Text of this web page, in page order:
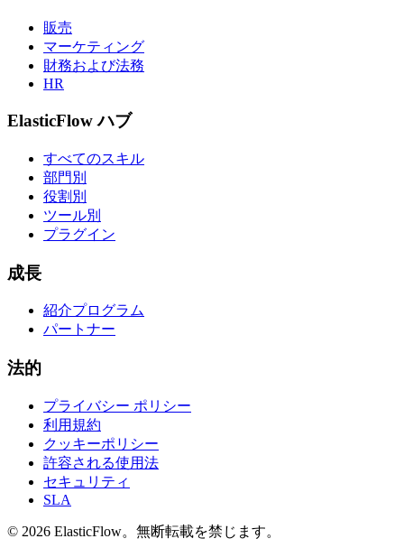
販売
マーケティング
財務および法務
HR
ElasticFlow ハブ
すべてのスキル
部門別
役割別
ツール別
プラグイン
成長
紹介プログラム
パートナー
法的
プライバシー ポリシー
利用規約
クッキーポリシー
許容される使用法
セキュリティ
SLA
© 2026 ElasticFlow。無断転載を禁じます。